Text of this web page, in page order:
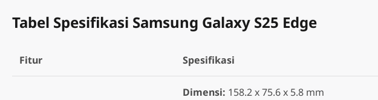
Tabel Spesifikasi Samsung Galaxy S25 Edge
Fitur Spesifikasi
Dimensi: 158.2 x 75.6 x 5.8 mm